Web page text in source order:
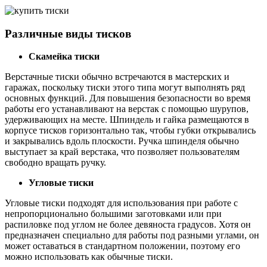
Различные виды тисков
Скамейка тиски
Верстачные тиски обычно встречаются в мастерских и
гаражах, поскольку тиски этого типа могут выполнять ряд
основных функций. Для повышения безопасности во время
работы его устанавливают на верстак с помощью шурупов,
удерживающих на месте. Шпиндель и гайка размещаются в
корпусе тисков горизонтально так, чтобы губки открывались
и закрывались вдоль плоскости. Ручка шпинделя обычно
выступает за край верстака, что позволяет пользователям
свободно вращать ручку.
Угловые тиски
Угловые тиски подходят для использования при работе с
непропорционально большими заготовками или при
распиловке под углом не более девяноста градусов. Хотя он
предназначен специально для работы под разными углами, он
может оставаться в стандартном положении, поэтому его
можно использовать как обычные тиски.